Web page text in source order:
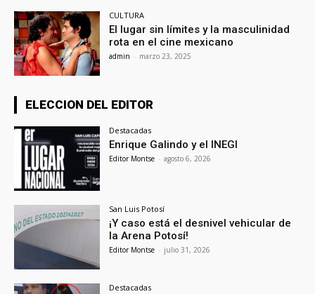
CULTURA
El lugar sin límites y la masculinidad
rota en el cine mexicano
admin - marzo 23, 2025
ELECCION DEL EDITOR
Destacadas
Enrique Galindo y el INEGI
Editor Montse - agosto 6, 2026
San Luis Potosí
¡Y caso está el desnivel vehicular de
la Arena Potosí!
Editor Montse - julio 31, 2026
Destacadas